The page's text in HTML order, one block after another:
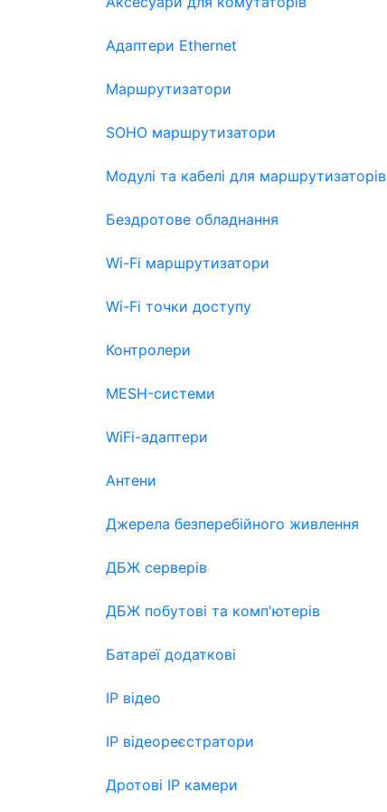
Адаптери Ethernet
Маршрутизатори
SOHO маршрутизатори
Модулі та кабелі для маршрутизаторів
Бездротове обладнання
Wi-Fi маршрутизатори
Wi-Fi точки доступу
Контролери
MESH-системи
WiFi-адаптери
Антени
Джерела безперебійного живлення
ДБЖ серверів
ДБЖ побутові та комп'ютерів
Батареї додаткові
IP відео
IP відеореєстратори
Дротові IP камери